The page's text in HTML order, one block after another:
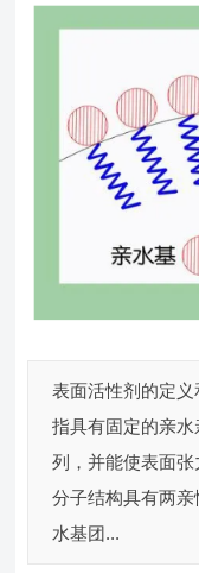
表面活性剂的定
指具有固定的亲
列，并能使表面
分子结构具有两
水基团...